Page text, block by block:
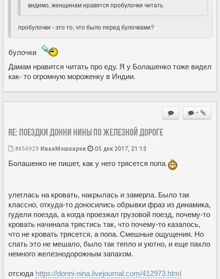
видимо, женщинам нравятся пробулочки читать
пробулочки - это то, что было перед булочками?
булочки
Дамам нравится читать про еду. Я у Болашенко тоже видел
как- то огромную мороженку в Индии.
+
Re: Поездки Донни Нины по железной дороге
#454929 ИванМошкарев 05 дек 2017, 21:13
Болашенко не пишет, как у него трясется попа
улеглась на кровать, накрылась и замерла. Было так
классно, откуда-то доносились обрывки фраз из динамика,
гудели поезда, а когда проезжал грузовой поезд, почему-то
кровать начинала трястись так, что почему-то казалось,
что не кровать трясется, а попа. Смешные ощущения. Но
спать это не мешало, было так тепло и уютно, и еще пахло
немного железнодорожным запахом.
отсюда https://donni-nina.livejournal.com/412973.html